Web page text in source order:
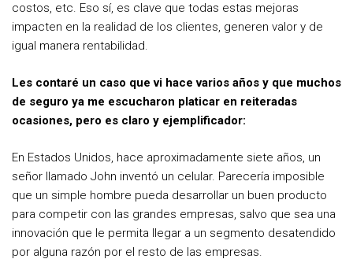
costos, etc. Eso sí, es clave que todas estas mejoras
impacten en la realidad de los clientes, generen valor y de
igual manera rentabilidad.
Les contaré un caso que vi hace varios años y que muchos
de seguro ya me escucharon platicar en reiteradas
ocasiones, pero es claro y ejemplificador:
En Estados Unidos, hace aproximadamente siete años, un
señor llamado John inventó un celular. Parecería imposible
que un simple hombre pueda desarrollar un buen producto
para competir con las grandes empresas, salvo que sea una
innovación que le permita llegar a un segmento desatendido
por alguna razón por el resto de las empresas.